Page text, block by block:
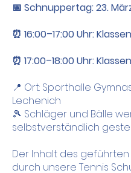
📅 Schnuppertag: 23.
⏰ 16:00–17:00 Uhr:
⏰ 17:00–18:00 Uhr:
📍 Ort: Sporthalle
Lechenich
🎾 Schläger und Bälle
selbstverständlich
Der Inhalt des geführten
durch unsere Tennis